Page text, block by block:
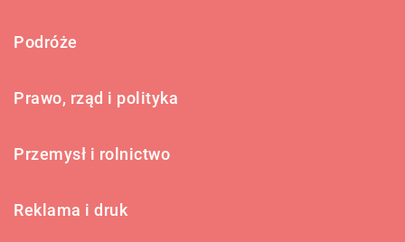
Podróże
Prawo, rząd i polityka
Przemysł i rolnictwo
Reklama i druk